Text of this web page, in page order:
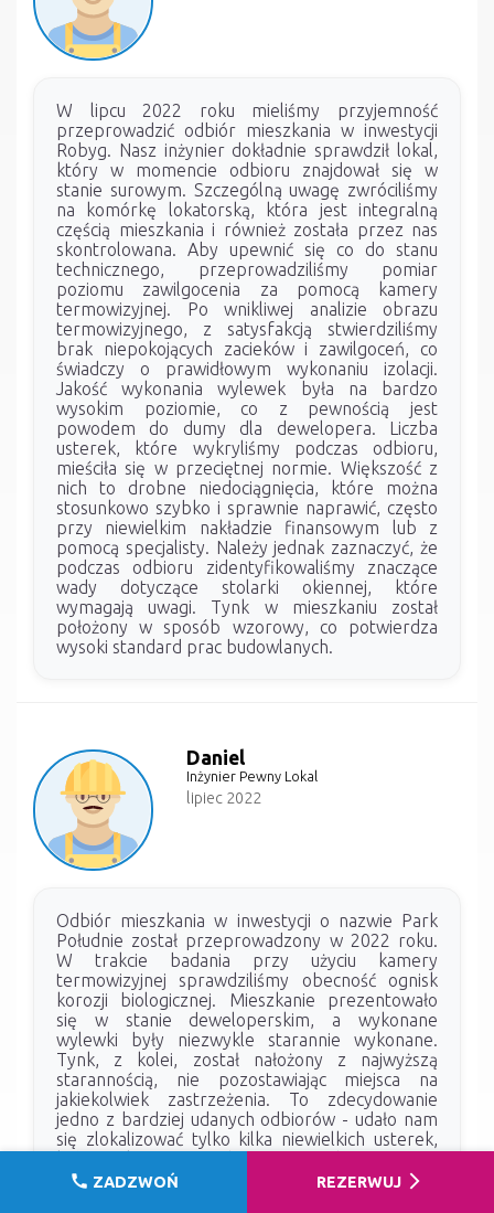
W lipcu 2022 roku mieliśmy przyjemność
przeprowadzić odbiór mieszkania w inwestycji
Robyg. Nasz inżynier dokładnie sprawdził lokal,
który w momencie odbioru znajdował się w
stanie surowym. Szczególną uwagę zwróciliśmy
na komórkę lokatorską, która jest integralną
częścią mieszkania i również została przez nas
skontrolowana. Aby upewnić się co do stanu
technicznego, przeprowadziliśmy pomiar
poziomu zawilgocenia za pomocą kamery
termowizyjnej. Po wnikliwej analizie obrazu
termowizyjnego, z satysfakcją stwierdziliśmy
brak niepokojących zacieków i zawilgoceń, co
świadczy o prawidłowym wykonaniu izolacji.
Jakość wykonania wylewek była na bardzo
wysokim poziomie, co z pewnością jest
powodem do dumy dla dewelopera. Liczba
usterek, które wykryliśmy podczas odbioru,
mieściła się w przeciętnej normie. Większość z
nich to drobne niedociągnięcia, które można
stosunkowo szybko i sprawnie naprawić, często
przy niewielkim nakładzie finansowym lub z
pomocą specjalisty. Należy jednak zaznaczyć, że
podczas odbioru zidentyfikowaliśmy znaczące
wady dotyczące stolarki okiennej, które
wymagają uwagi. Tynk w mieszkaniu został
położony w sposób wzorowy, co potwierdza
wysoki standard prac budowlanych.
Daniel
Inżynier Pewny Lokal
lipiec 2022
Odbiór mieszkania w inwestycji o nazwie Park
Południe został przeprowadzony w 2022 roku.
W trakcie badania przy użyciu kamery
termowizyjnej sprawdziliśmy obecność ognisk
korozji biologicznej. Mieszkanie prezentowało
się w stanie deweloperskim, a wykonane
wylewki były niezwykle starannie wykonane.
Tynk, z kolei, został nałożony z najwyższą
starannością, nie pozostawiając miejsca na
jakiekolwiek zastrzeżenia. To zdecydowanie
jedno z bardziej udanych odbiorów - udało nam
się zlokalizować tylko kilka niewielkich usterek,
Jednakże średni stan stolarki okiennej nie
call ZADZWOŃ REZERWUJ arrow_forward_ios